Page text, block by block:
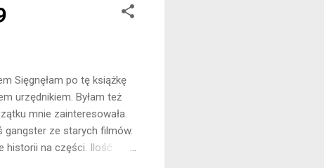
Sięgnęłam po tę książkę
urzędnikiem. Byłam też
mnie zainteresowała.
gangster ze starych filmów.
historii na części. Ilość